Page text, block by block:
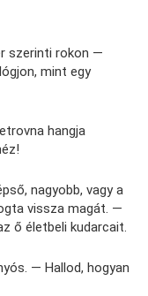
szerinti rokon —
mint egy
hangja
nagyobb, vagy a
vissza magát. —
ő életbeli kudarcait.
— Hallod, hogyan